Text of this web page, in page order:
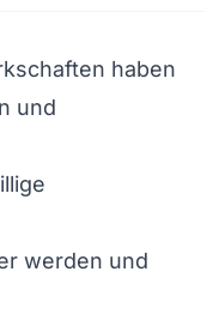
haben
und
werden und